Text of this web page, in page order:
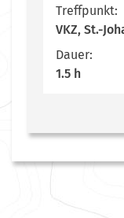
Treffpunkt:
VKZ, St.-
Dauer:
1.5 h